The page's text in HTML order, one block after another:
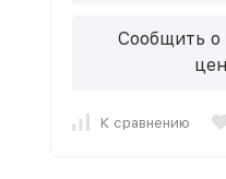
Сообщить
К сравнению